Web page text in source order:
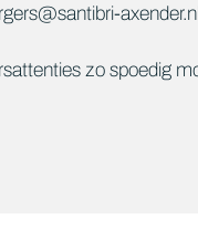
zo spoedig